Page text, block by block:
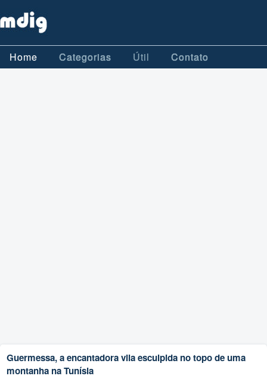
Home Categorias Útil Contato
Guermessa, a encantadora vila esculpida no topo de uma
montanha na Tunísia